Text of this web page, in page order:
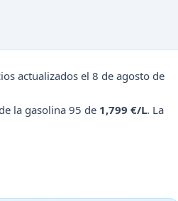
actualizados el 8 de agosto de
la gasolina 95 de 1,799 €/L. La